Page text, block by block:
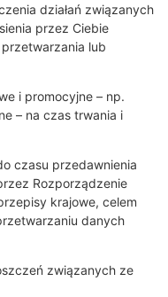
działań związanych
przez Ciebie
lub
i promocyjne – np.
– na czas trwania i
czasu przedawnienia
Rozporządzenie
krajowe, celem
danych
związanych ze